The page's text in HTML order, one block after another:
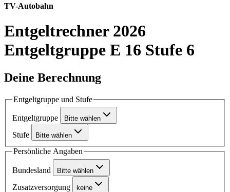
TV-Autobahn
Entgeltrechner 2026
Entgeltgruppe E 16 Stufe 6
Deine Berechnung
Entgeltgruppe und Stufe
Entgeltgruppe Bitte wählen
Stufe Bitte wählen
Persönliche Angaben
Bundesland Bitte wählen
Zusatzversorgung keine